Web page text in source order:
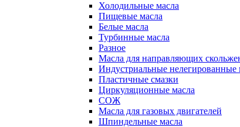
Холодильные масла
Пищевые масла
Белые масла
Турбинные масла
Разное
Масла для направляющих
Индустриальные нелегированные
Пластичные смазки
Циркуляционные масла
СОЖ
Масла для газовых двигателей
Шпиндельные масла